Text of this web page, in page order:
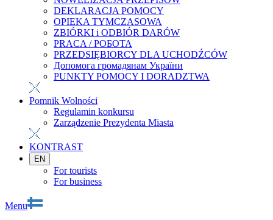
DEKLARACJA POMOCY
OPIEKA TYMCZASOWA
ZBIÓRKI i ODBIÓR DARÓW
PRACA / РОБОТА
PRZEDSIĘBIORCY DLA UCHODŹCÓW
Допомога громадянам України
PUNKTY POMOCY I DORADZTWA
Pomnik Wolności
Regulamin konkursu
Zarządzenie Prezydenta Miasta
KONTRAST
EN
For tourists
For business
Menu